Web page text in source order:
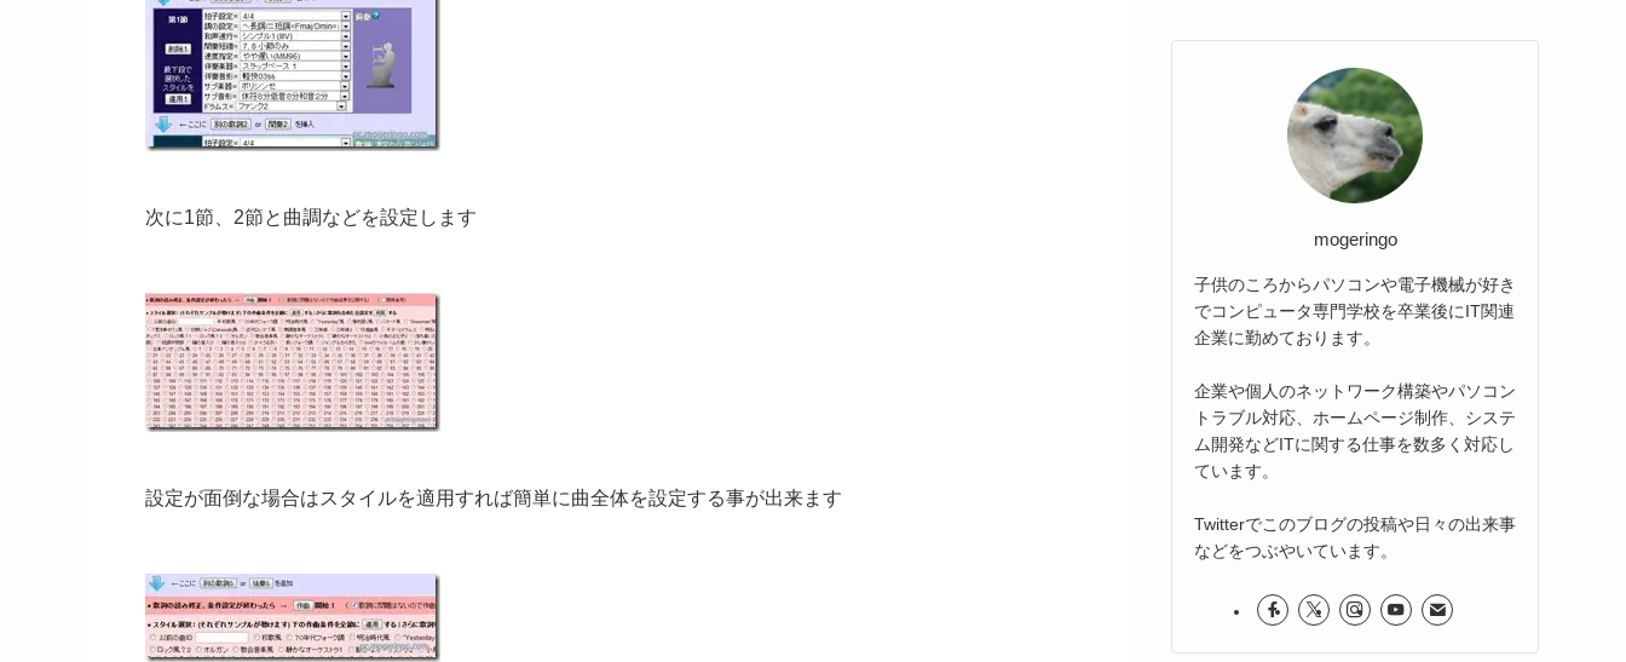
次に1節、2節と曲調などを設定します
設定が面倒な場合はスタイルを適用すれば簡単に曲全体を設定する事が出来ます
mogeringo
子供のころからパソコンや電子機械が好き
でコンピュータ専門学校を卒業後にIT関連
企業に勤めております。
企業や個人のネットワーク構築やパソコン
トラブル対応、ホームページ制作、システ
ム開発などITに関する仕事を数多く対応し
ています。
Twitterでこのブログの投稿や日々の出来事
などをつぶやいています。